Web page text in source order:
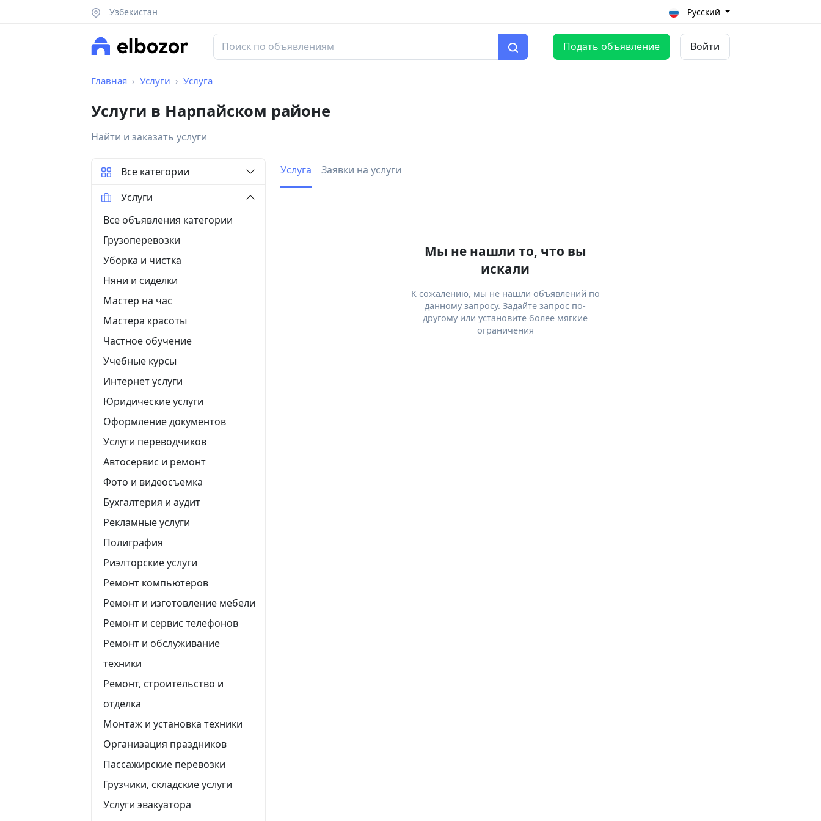
Узбекистан Русский
Подать объявление Войти
Главная Услуги Услуга
Услуги в Нарпайском районе
Найти и заказать услуги
Услуга Заявки на услуги
Мы не нашли то, что вы
искали
К сожалению, мы не нашли объявлений по
данному запросу. Задайте запрос по-
другому или установите более мягкие
ограничения
Все категории
Услуги
Все объявления категории
Грузоперевозки
Уборка и чистка
Няни и сиделки
Мастер на час
Мастера красоты
Частное обучение
Учебные курсы
Интернет услуги
Юридические услуги
Оформление документов
Услуги переводчиков
Автосервис и ремонт
Фото и видеосъемка
Бухгалтерия и аудит
Рекламные услуги
Полиграфия
Риэлторские услуги
Ремонт компьютеров
Ремонт и изготовление мебели
Ремонт и сервис телефонов
Ремонт и обслуживание
техники
Ремонт, строительство и
отделка
Монтаж и установка техники
Организация праздников
Пассажирские перевозки
Грузчики, складские услуги
Услуги эвакуатора